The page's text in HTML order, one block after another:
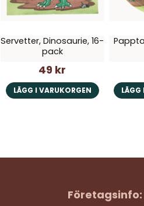
Servetter, Dinosaurie, 16-
pack
49 kr
LÄGG I VARUKORGEN LÄGG
Företagsinfo: